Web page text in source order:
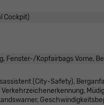
Cockpit)
Fenster-/Kopfairbags Vorne,
(City-Safety),